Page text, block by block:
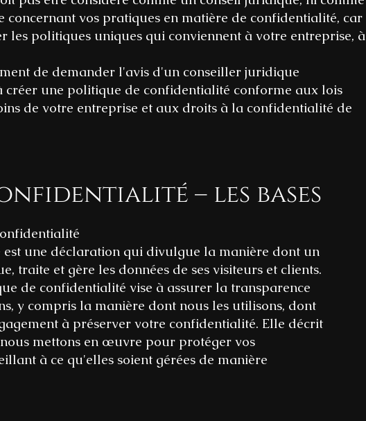
concernant vos pratiques en matière de confidentialité, car
les politiques uniques qui conviennent à votre entreprise, à
de demander l'avis d'un conseiller juridique
une politique de confidentialité conforme aux lois
de votre entreprise et aux droits à la confidentialité de
– les bases
une déclaration qui divulgue la manière dont un
traite et gère les données de ses visiteurs et clients.
de confidentialité vise à assurer la transparence
y compris la manière dont nous les utilisons, dont
à préserver votre confidentialité. Elle décrit
mettons en œuvre pour protéger vos
à ce qu'elles soient gérées de manière